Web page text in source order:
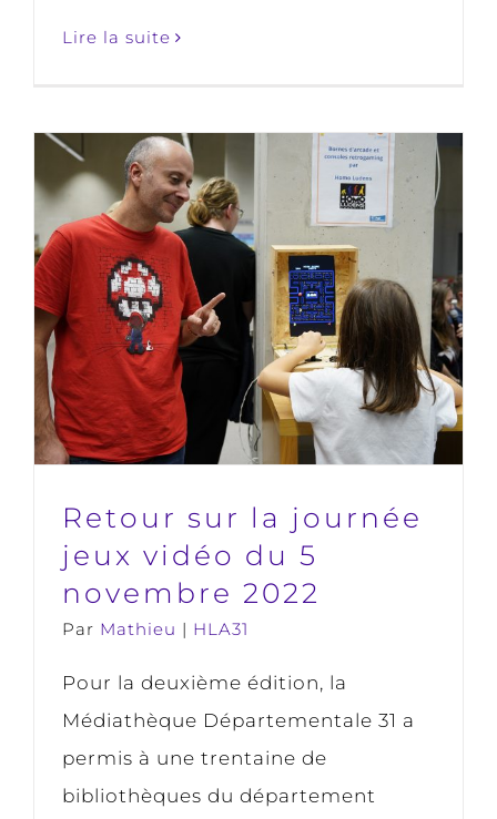
Lire la suite
Retour sur la journée jeux vidéo
du 5 novembre 2022
HLA31
Retour sur la journée
jeux vidéo du 5
novembre 2022
Par Mathieu | HLA31
Pour la deuxième édition, la
Médiathèque Départementale 31 a
permis à une trentaine de
bibliothèques du département